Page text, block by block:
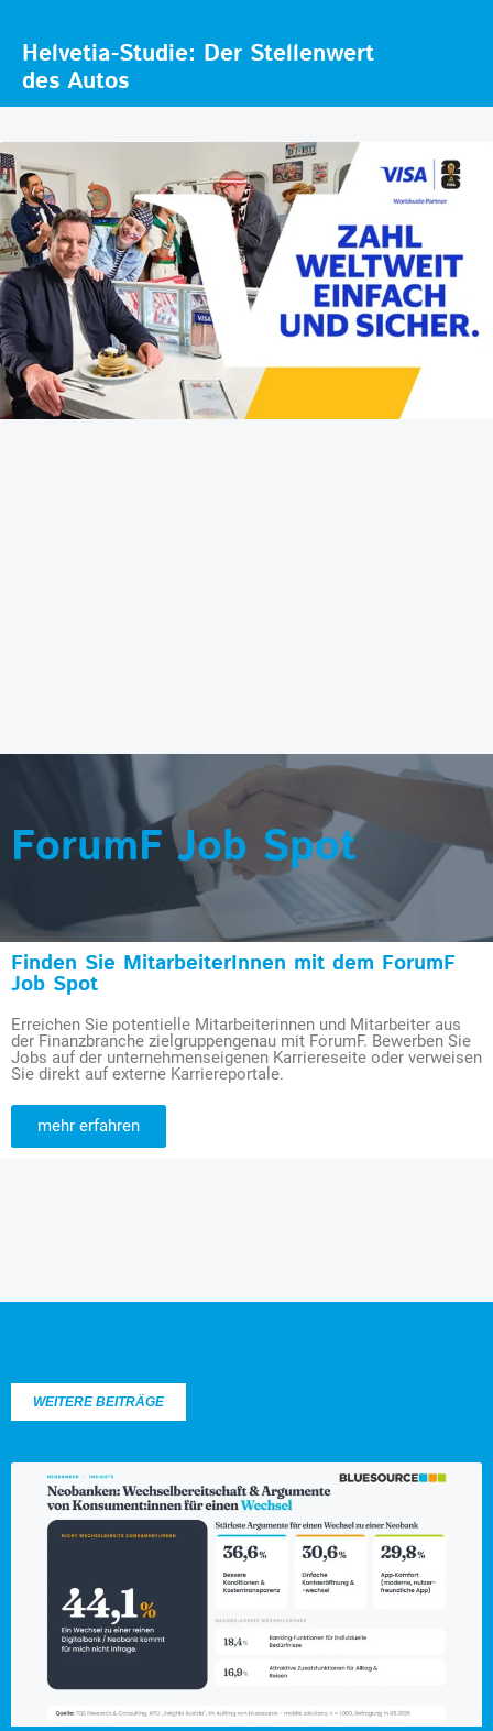
Helvetia-Studie: Der Stellenwert
des Autos
ForumF Job Spot
Finden Sie MitarbeiterInnen mit dem ForumF
Job Spot
Erreichen Sie potentielle Mitarbeiterinnen und Mitarbeiter aus
der Finanzbranche zielgruppengenau mit ForumF. Bewerben Sie
Jobs auf der unternehmenseigenen Karriereseite oder verweisen
Sie direkt auf externe Karriereportale.
mehr erfahren
WEITERE BEITRÄGE